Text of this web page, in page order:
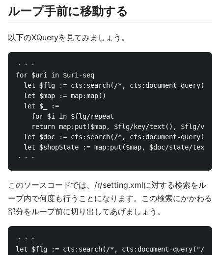
ループ手前に移動する
以下のXQueryを見てみましょう。
・・・
for $uri in $uri-seq
let $flg := cts:search(/*, cts:document-query("/
  let $map := map:map()
  let $_ :=
    for $i in $flg/repeat
return map:put($map, $flg/key/text(), $flg/
let $doc := cts:search(/*, cts:document-
  let $shopState := map:put($map, $doc/state/text())
このソースコードでは、/r/setting.xmlに対する検索をル
ープ内で何度も行うことになります。この検索にかかわる
部分をループ前に切り出してあげましょう。
・・・
let $flg := cts:search(/*, cts:document-query("/r/